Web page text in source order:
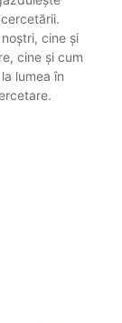
cine și
cine și cum
lumea în